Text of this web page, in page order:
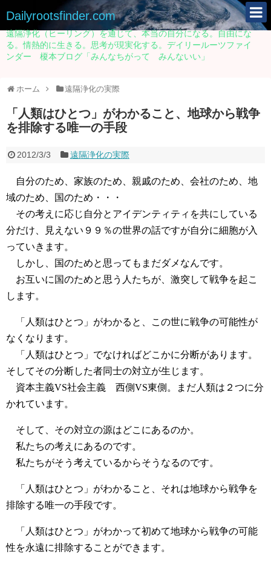
Dailyrootsfinder.com
遠隔浄化（ヒーリング）を通じて、本当の自分になる。自由にな
る。情熱的に生きる。思考が現実化する。デイリールーツファイ
ンダー 榎本ブログ「みんなちがって みんないい」
ホーム 遠隔浄化の実際
「人類はひとつ」がわかること、地球から戦争
を排除する唯一の手段
2012/3/3 遠隔浄化の実際
自分のため、家族のため、親戚のため、会社のため、地
域のため、国のため・・・
その考えに応じ自分とアイデンティティを共にしている
分だけ、見えない９９％の世界の話ですが自分に細胞が入
っていきます。
しかし、国のためと思ってもまだダメなんです。
お互いに国のためと思う人たちが、激突して戦争を起こ
します。
「人類はひとつ」がわかると、この世に戦争の可能性が
なくなります。
「人類はひとつ」でなければどこかに分断があります。
そしてその分断した者同士の対立が生じます。
資本主義VS社会主義 西側VS東側。まだ人類は２つに分
かれています。
そして、その対立の源はどこにあるのか。
私たちの考えにあるのです。
私たちがそう考えているからそうなるのです。
「人類はひとつ」がわかること、それは地球から戦争を
排除する唯一の手段です。
「人類はひとつ」がわかって初めて地球から戦争の可能
性を永遠に排除することができます。